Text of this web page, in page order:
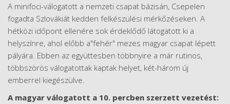
A minifoci-válogatott a nemzeti csapat bázisán, Csepelen
fogadta Szlovákiát kedden felkészülési mérkőzéseken. A
hétközi időpont ellenére sok érdeklődő látogatott ki a
helyszínre, ahol előbb a"fehér" mezes magyar csapat lépett
pályára. Ebben az együttesben többnyire a már rutinos,
többszörös válogatottak kaptak helyet, két-három új
emberrel kiegészülve.
A magyar válogatott a 10. percben szerzett vezetést: